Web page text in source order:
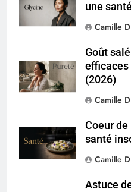
une
Camille
Goût
efficaces
(2026)
Camille
Coeur
santé
Camille
Astuce